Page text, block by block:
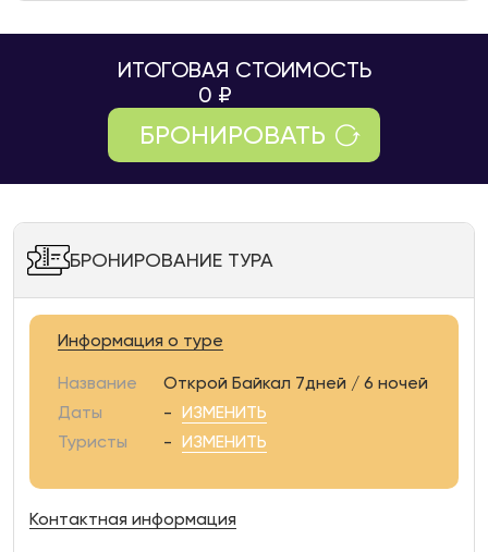
ИТОГОВАЯ СТОИМОСТЬ
0 ₽
БРОНИРОВАТЬ
БРОНИРОВАНИЕ ТУРА
Информация о туре
Название
Открой Байкал 7дней / 6 ночей
Даты
- ИЗМЕНИТЬ
Туристы
- ИЗМЕНИТЬ
Контактная информация